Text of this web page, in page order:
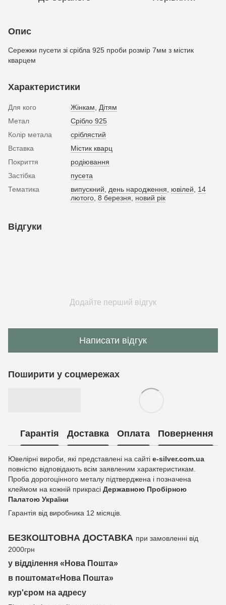
Опис
Сережки пусети зі срібла 925 проби розмір 7мм з містик
кварцем
Характеристики
Для кого Жінкам
Дітям
Метал
Срібло 925
Колір метала
сріблястий
Вставка
Містик кварц
Покриття
родіювання
Застібка
пусета
Тематика
випускний день народження ювілей
14
лютого 8 березня новий рік
Відгуки
Додайте перший відгук
Написати відгук
Поширити у соцмережах
Гарантія Доставка Оплата Повернення
Ювелірні вироби, які представлені на сайті e-silver.com.ua
повністю відповідають всім заявленим характеристикам.
Проба дорогоцінного металу підтверджена і позначена
клеймом на кожній прикрасі Державною Пробірною
Палатою України
Гарантія від виробника 12 місяців.
БЕЗКОШТОВНА ДОСТАВКА при замовленні від
2000грн
у відділення «Нова Пошта»
в поштомат«Нова Пошта»
кур'єром на адресу